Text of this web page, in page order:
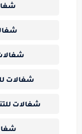
شغالات
شغالات